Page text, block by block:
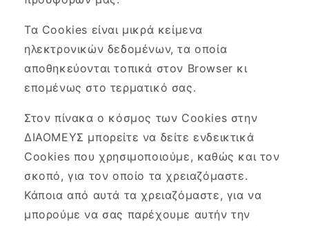
Τα Cookies είναι μικρά κείμενα
ηλεκτρονικών δεδομένων, τα οποία
αποθηκεύονται τοπικά στον Browser κι
επομένως στο τερματικό σας.
Στον πίνακα ο κόσμος των Cookies στην
ΔΙΑΟΜΕΥΣ μπορείτε να δείτε ενδεικτικά
Cookies που χρησιμοποιούμε, καθώς και τον
σκοπό, για τον οποίο τα χρειαζόμαστε.
Κάποια από αυτά τα χρειαζόμαστε, για να
μπορούμε να σας παρέχουμε αυτήν την